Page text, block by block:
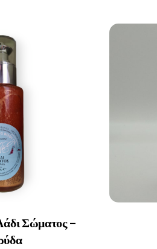
Σώματος –